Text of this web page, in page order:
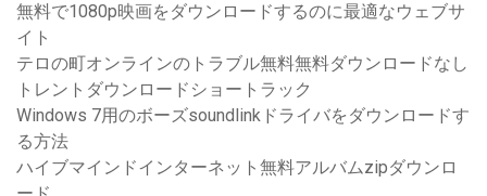
無料で1080p映画をダウンロードするのに最適なウェブサ
イト
テロの町オンラインのトラブル無料無料ダウンロードなし
トレントダウンロードショートラック
Windows 7用のボーズsoundlinkドライバをダウンロードす
る方法
ハイブマインドインターネット無料アルバムzipダウンロ